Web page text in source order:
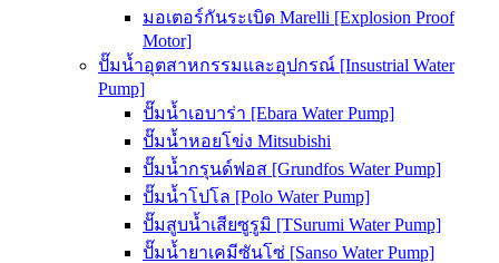
มอเตอร์กันระเบิด Marelli [Explosion Proof
Motor]
ปั๊มน้ำอุตสาหกรรมและอุปกรณ์ [Insustrial Water
Pump]
ปั๊มน้ำเอบาร่า [Ebara Water Pump]
ปั๊มน้ำหอยโข่ง Mitsubishi
ปั๊มน้ำกรุนด์ฟอส [Grundfos Water Pump]
ปั๊มน้ำโปโล [Polo Water Pump]
ปั๊มสูบน้ำเสียซูรูมิ [TSurumi Water Pump]
ปั๊มน้ำยาเคมีซันโซ่ [Sanso Water Pump]